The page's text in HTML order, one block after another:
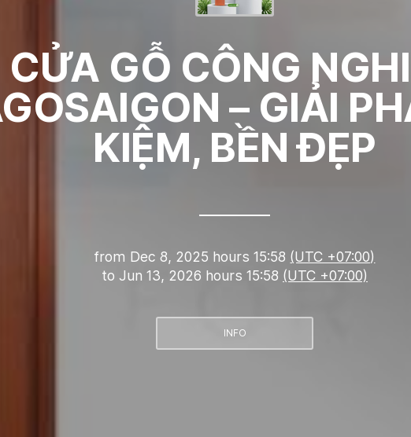
CỬA GỖ CÔNG
– GIẢI
KIỆM, BỀN ĐẸP
from Dec 8, 2025 hours 15:58 (UTC +07:00)
to Jun 13, 2026 hours 15:58 (UTC +07:00)
INFO